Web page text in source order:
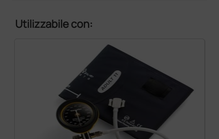
Utilizzabile con: